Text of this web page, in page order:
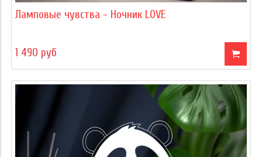
Ламповые чувства - Ночник LOVE
1 490 руб